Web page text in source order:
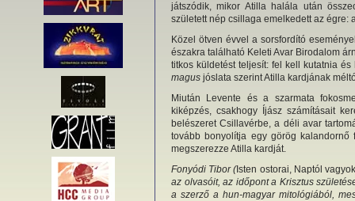
játszódik, mikor Atilla halála után
született nép csillaga emelkedett az égre:
Közel ötven évvel a sorsfordító
északra található Keleti Avar Birodalom
titkos küldetést teljesít: fel kell kutatnia
magus jóslata szerint Atilla kardjának
Miután Levente és a szarmata
kiképzés, csakhogy Íjász számításait
belészeret Csillavérbe, a déli avar
tovább bonyolítja egy görög kalandornő
megszerezze Atilla kardját.
Fonyódi Tibor (Isten ostorai, Naptól
az olvasóit, az időpont a Krisztus
a szerző a hun-magyar mitológiából,